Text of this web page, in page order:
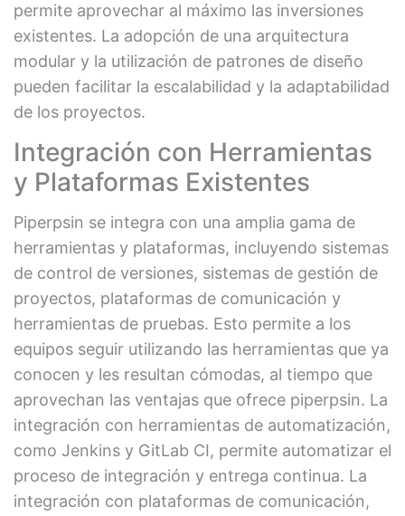
permite aprovechar al máximo las inversiones
existentes. La adopción de una arquitectura
modular y la utilización de patrones de diseño
pueden facilitar la escalabilidad y la adaptabilidad
de los proyectos.
Integración con Herramientas
y Plataformas Existentes
Piperpsin se integra con una amplia gama de
herramientas y plataformas, incluyendo sistemas
de control de versiones, sistemas de gestión de
proyectos, plataformas de comunicación y
herramientas de pruebas. Esto permite a los
equipos seguir utilizando las herramientas que ya
conocen y les resultan cómodas, al tiempo que
aprovechan las ventajas que ofrece piperpsin. La
integración con herramientas de automatización,
como Jenkins y GitLab CI, permite automatizar el
proceso de integración y entrega continua. La
integración con plataformas de comunicación,